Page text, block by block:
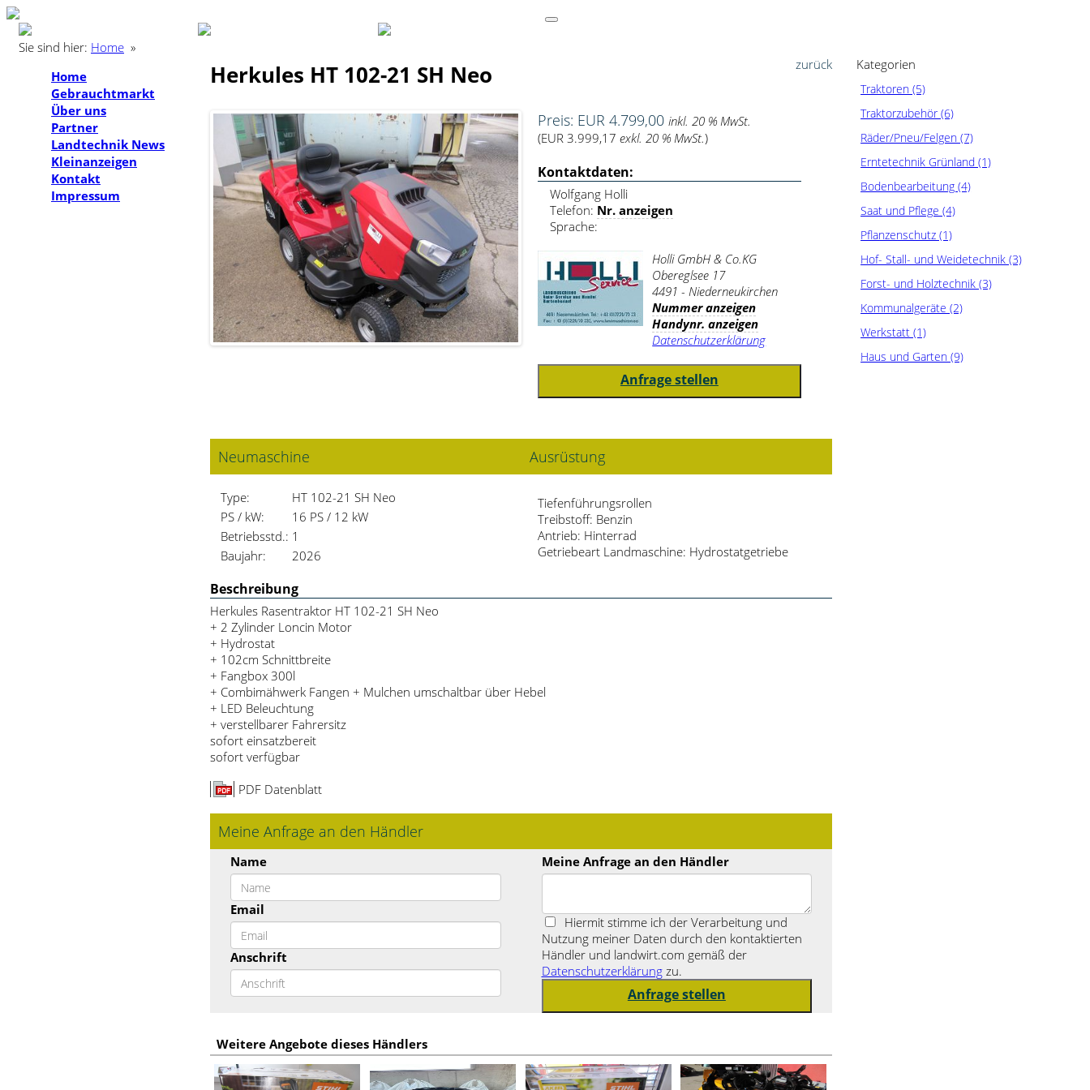
Sie sind hier: Home »
Home
Gebrauchtmarkt
Über uns
Partner
Landtechnik News
Kleinanzeigen
Kontakt
Impressum
Herkules HT 102-21 SH Neo zurück
Preis: EUR 4.799,00 inkl. 20 % MwSt.
(EUR 3.999,17 exkl. 20 % MwSt.)
Kontaktdaten:
Wolfgang Holli
Telefon: Nr. anzeigen
Sprache:
Holli GmbH & Co.KG
Obereglsee 17
4491 - Niederneukirchen
Nummer anzeigen
Handynr. anzeigen
Datenschutzerklärung
Neumaschine
Type:
HT 102-21 SH Neo
PS / kW:
16 PS / 12 kW
Betriebsstd.: 1
Baujahr:
2026
Ausrüstung
Tiefenführungsrollen
Treibstoff: Benzin
Antrieb: Hinterrad
Getriebeart Landmaschine: Hydrostatgetriebe
Beschreibung
Herkules Rasentraktor HT 102-21 SH Neo
+ 2 Zylinder Loncin Motor
+ Hydrostat
+ 102cm Schnittbreite
+ Fangbox 300l
+ Combimähwerk Fangen + Mulchen umschaltbar über Hebel
+ LED Beleuchtung
+ verstellbarer Fahrersitz
sofort einsatzbereit
sofort verfügbar
PDF Datenblatt
Meine Anfrage an den Händler
Name
Email
Anschrift
Meine Anfrage an den Händler
Hiermit stimme ich der Verarbeitung und
Nutzung meiner Daten durch den kontaktierten
Händler und landwirt.com gemäß der
Datenschutzerklärungzu.
Weitere Angebote dieses Händlers
Kategorien
Traktoren (5)
Traktorzubehör (6)
Räder/Pneu/Felgen (7)
Erntetechnik Grünland (1)
Bodenbearbeitung (4)
Saat und Pflege (4)
Pflanzenschutz (1)
Hof- Stall- und Weidetechnik (3)
Forst- und Holztechnik (3)
Kommunalgeräte (2)
Werkstatt (1)
Haus und Garten (9)